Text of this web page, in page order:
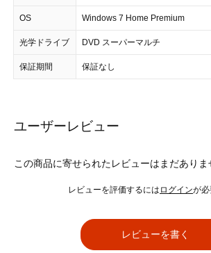
OS Windows 7 Home Premium
光学ドライブ DVD スーパーマルチ
保証期間 保証なし
ユーザーレビュー
この商品に寄せられたレビューはまだありま
レビューを評価するには ログインが必
レビューを書く